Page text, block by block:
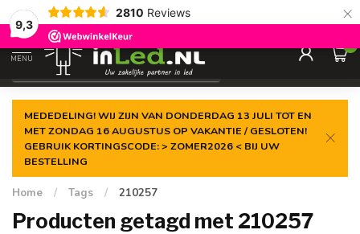
9,3
2810 Reviews ×
Gegarandeerde delaagste prijs
MENU
0
MEDEDELING! WIJ ZIJN VAN DONDERDAG 13 JULI TOT EN
MET ZONDAG 16 AUGUSTUS OP VAKANTIE / GESLOTEN!
GEBRUIK KORTINGSCODE: > ZOMER2026 < BIJ UW
BESTELLING
Home / Tags / 210257
Producten getagd met 210257